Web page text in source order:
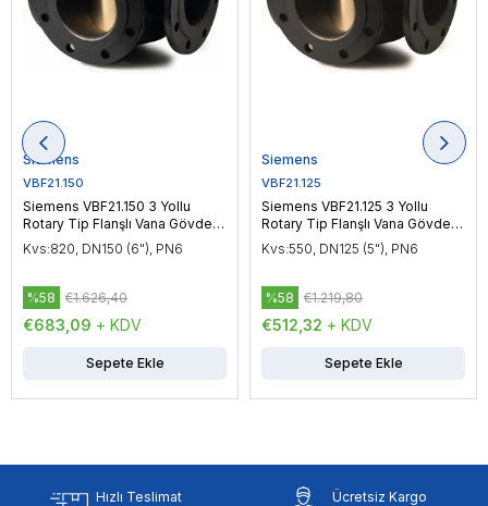
Siemens
VBF21.150
Siemens VBF21.150 3 Yollu
Rotary Tip Flanşlı Vana Gövdesi
DN150 (6"), PN6
Kvs:820, DN150 (6"), PN6
€683,09 + KDV
%58 €1.626,40
Sepete Ekle
Siemens
VBF21.125
Siemens VBF21.125 3 Yollu
Rotary Tip Flanşlı Vana Gövdesi
DN125 (5"), PN6
Kvs:550, DN125 (5"), PN6
€512,32 + KDV
%58 €1.219,80
Sepete Ekle
Hızlı Teslimat Ücretsiz Kargo